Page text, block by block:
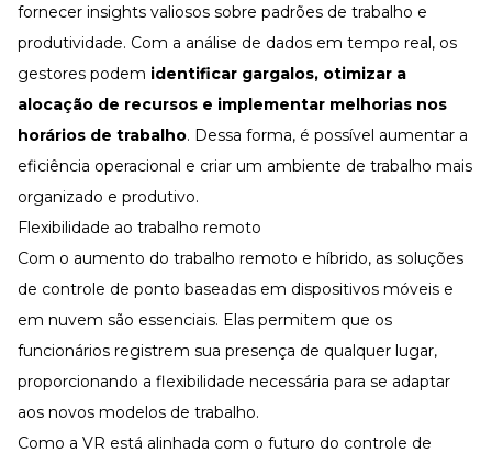
fornecer insights valiosos sobre padrões de trabalho e
produtividade. Com a análise de dados em tempo real, os
gestores podem identificar gargalos, otimizar a
alocação de recursos e implementar melhorias nos
horários de trabalho. Dessa forma, é possível aumentar a
eficiência operacional e criar um ambiente de trabalho mais
organizado e produtivo.
Flexibilidade ao trabalho remoto
Com o aumento do trabalho remoto e híbrido, as soluções
de controle de ponto baseadas em dispositivos móveis e
em nuvem são essenciais. Elas permitem que os
funcionários registrem sua presença de qualquer lugar,
proporcionando a flexibilidade necessária para se adaptar
aos novos modelos de trabalho.
Como a VR está alinhada com o futuro do controle de